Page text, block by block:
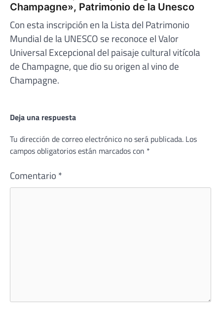
Champagne», Patrimonio de la Unesco
Con esta inscripción en la Lista del Patrimonio
Mundial de la UNESCO se reconoce el Valor
Universal Excepcional del paisaje cultural vitícola
de Champagne, que dio su origen al vino de
Champagne.
Deja una respuesta
Tu dirección de correo electrónico no será publicada. Los
campos obligatorios están marcados con *
Comentario *